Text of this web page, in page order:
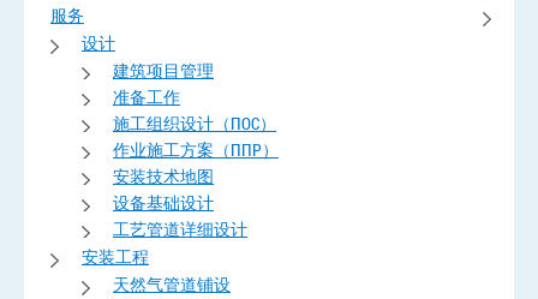
服务
设计
建筑项目管理
准备工作
施工组织设计（ПОС）
作业施工方案（ППР）
安装技术地图
设备基础设计
工艺管道详细设计
安装工程
天然气管道铺设